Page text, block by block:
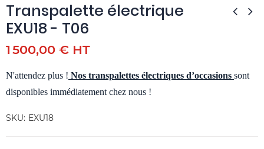
Transpalette électrique
EXU18 - T06
1 500,00 € HT
N'attendez plus ! Nos transpalettes électriques d’occasions sont
disponibles immédiatement chez nous !
SKU EXU18